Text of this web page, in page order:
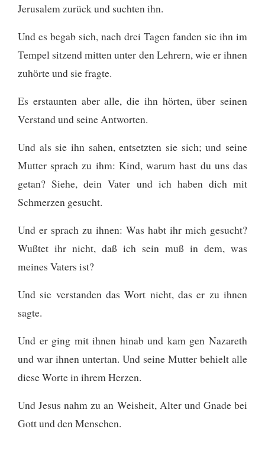
Jerusalem zurück und suchten ihn.
Und es begab sich, nach drei Tagen fanden sie ihn im
Tempel sitzend mitten unter den Lehrern, wie er ihnen
zuhörte und sie fragte.
Es erstaunten aber alle, die ihn hörten, über seinen
Verstand und seine Antworten.
Und als sie ihn sahen, entsetzten sie sich; und seine
Mutter sprach zu ihm: Kind, warum hast du uns das
getan? Siehe, dein Vater und ich haben dich mit
Schmerzen gesucht.
Und er sprach zu ihnen: Was habt ihr mich gesucht?
Wußtet ihr nicht, daß ich sein muß in dem, was
meines Vaters ist?
Und sie verstanden das Wort nicht, das er zu ihnen
sagte.
Und er ging mit ihnen hinab und kam gen Nazareth
und war ihnen untertan. Und seine Mutter behielt alle
diese Worte in ihrem Herzen.
Und Jesus nahm zu an Weisheit, Alter und Gnade bei
Gott und den Menschen.